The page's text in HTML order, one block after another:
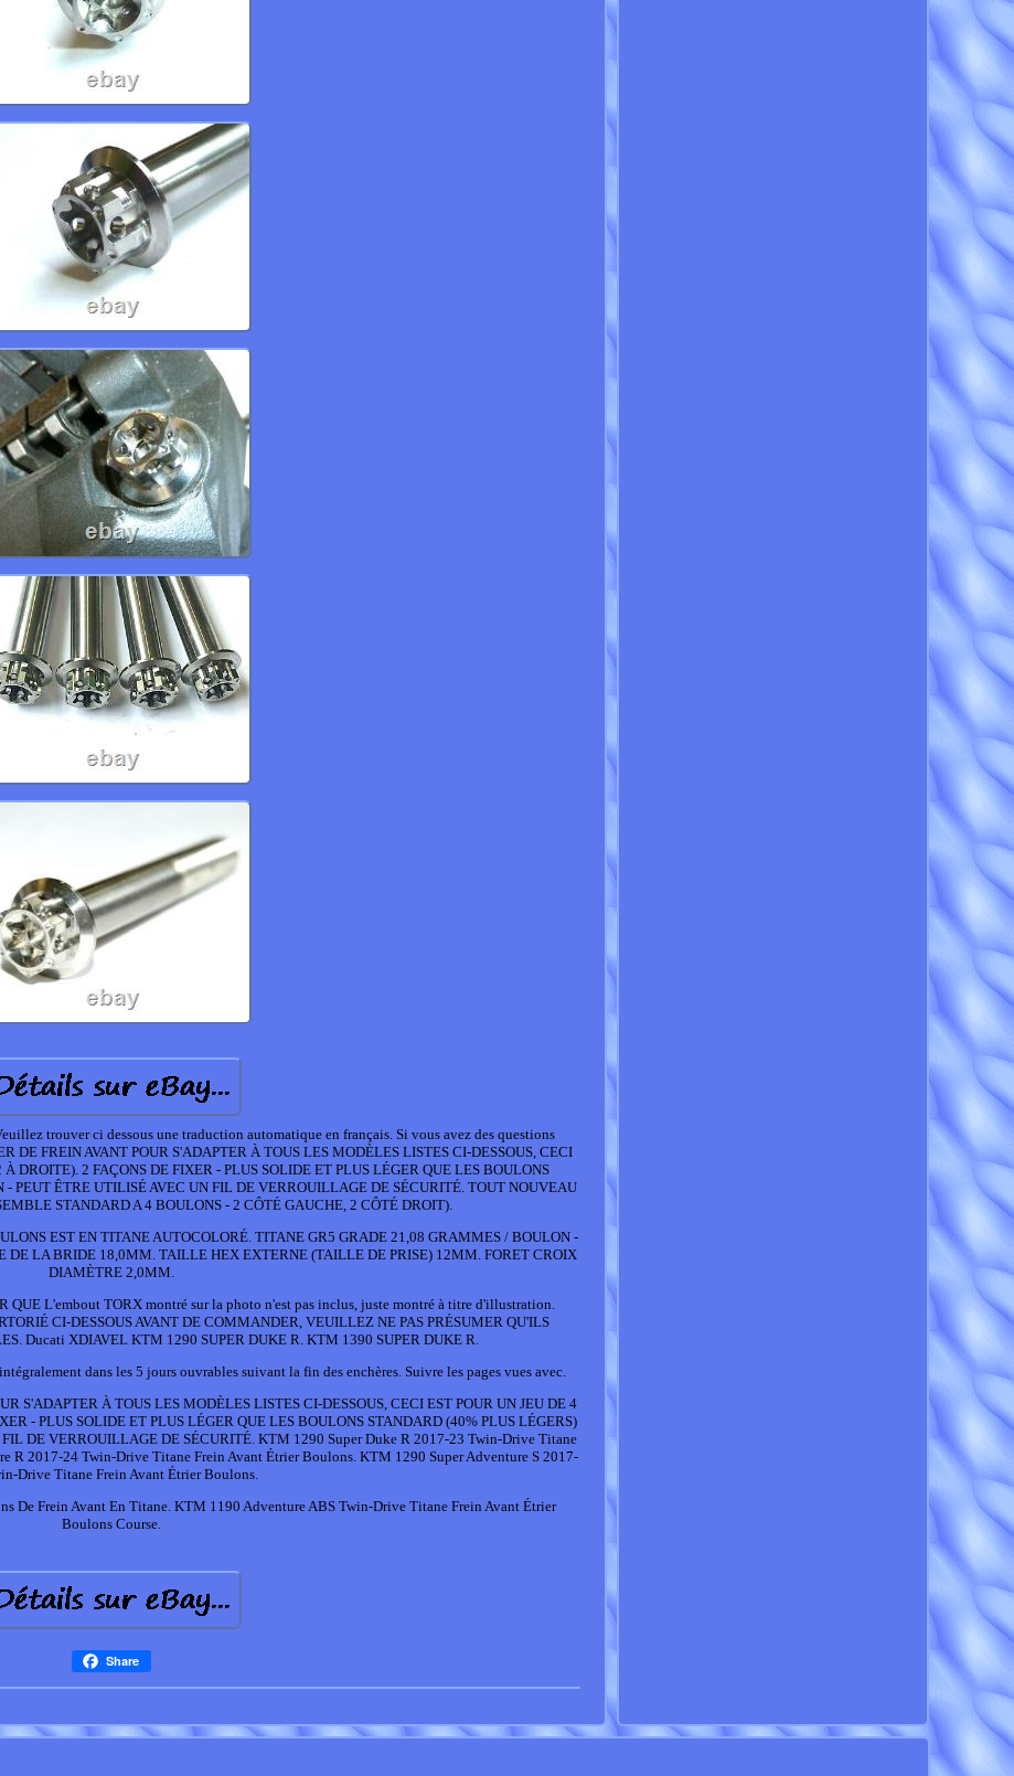
trouver ci dessous une traduction automatique en français. Si vous avez des questions
DE FREIN AVANT POUR S'ADAPTER À TOUS LES MODÈLES LISTES CI-DESSOUS, CECI
DROITE). 2 FAÇONS DE FIXER - PLUS SOLIDE ET PLUS LÉGER QUE LES BOULONS
- PEUT ÊTRE UTILISÉ AVEC UN FIL DE VERROUILLAGE DE SÉCURITÉ. TOUT NOUVEAU
STANDARD A 4 BOULONS - 2 CÔTÉ GAUCHE, 2 CÔTÉ DROIT).
EST EN TITANE AUTOCOLORÉ. TITANE GR5 GRADE 21,08 GRAMMES / BOULON -
LA BRIDE 18,0MM. TAILLE HEX EXTERNE (TAILLE DE PRISE) 12MM. FORET CROIX
DIAMÈTRE 2,0MM.
L'embout TORX montré sur la photo n'est pas inclus, juste montré à titre d'illustration.
CI-DESSOUS AVANT DE COMMANDER, VEUILLEZ NE PAS PRÉSUMER QU'ILS
Ducati XDIAVEL KTM 1290 SUPER DUKE R. KTM 1390 SUPER DUKE R.
dans les 5 jours ouvrables suivant la fin des enchères. Suivre les pages vues avec.
S'ADAPTER À TOUS LES MODÈLES LISTES CI-DESSOUS, CECI EST POUR UN JEU DE 4
- PLUS SOLIDE ET PLUS LÉGER QUE LES BOULONS STANDARD (40% PLUS LÉGERS)
DE VERROUILLAGE DE SÉCURITÉ. KTM 1290 Super Duke R 2017-23 Twin-Drive Titane
R 2017-24 Twin-Drive Titane Frein Avant Étrier Boulons. KTM 1290 Super Adventure S 2017-
Drive Titane Frein Avant Étrier Boulons.
De Frein Avant En Titane. KTM 1190 Adventure ABS Twin-Drive Titane Frein Avant Étrier
Boulons Course.
Share